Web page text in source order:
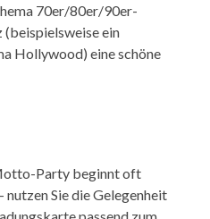
70er/80er/90er-
(beispielsweise ein
Hollywood) eine schöne
Party beginnt oft
nutzen Sie die Gelegenheit